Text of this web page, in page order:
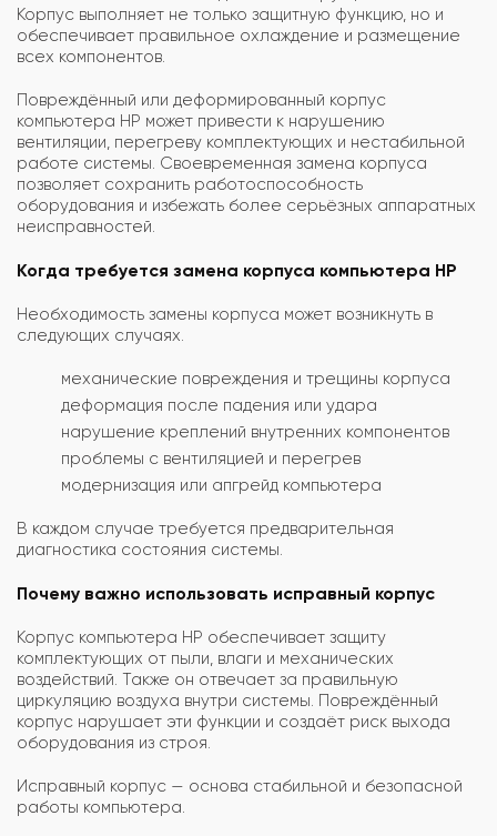
Корпус выполняет не только защитную функцию, но и
обеспечивает правильное охлаждение и размещение
всех компонентов.
Повреждённый или деформированный корпус
компьютера HP может привести к нарушению
вентиляции, перегреву комплектующих и нестабильной
работе системы. Своевременная замена корпуса
позволяет сохранить работоспособность
оборудования и избежать более серьёзных аппаратных
неисправностей.
Когда требуется замена корпуса компьютера HP
Необходимость замены корпуса может возникнуть в
следующих случаях.
механические повреждения и трещины корпуса
деформация после падения или удара
нарушение креплений внутренних компонентов
проблемы с вентиляцией и перегрев
модернизация или апгрейд компьютера
В каждом случае требуется предварительная
диагностика состояния системы.
Почему важно использовать исправный корпус
Корпус компьютера HP обеспечивает защиту
комплектующих от пыли, влаги и механических
воздействий. Также он отвечает за правильную
циркуляцию воздуха внутри системы. Повреждённый
корпус нарушает эти функции и создаёт риск выхода
оборудования из строя.
Исправный корпус — основа стабильной и безопасной
работы компьютера.